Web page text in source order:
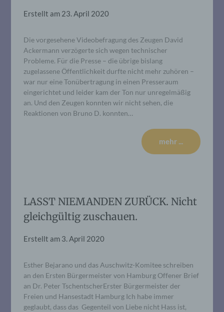
Erstellt am 23. April 2020
Die vorgesehene Videobefragung des Zeugen David
Ackermann verzögerte sich wegen technischer
Probleme. Für die Presse – die übrige bislang
zugelassene Öffentlichkeit durfte nicht mehr zuhören –
war nur eine Tonübertragung in einen Presseraum
eingerichtet und leider kam der Ton nur unregelmäßig
an. Und den Zeugen konnten wir nicht sehen, die
Reaktionen von Bruno D. konnten…
mehr ...
LASST NIEMANDEN ZURÜCK. Nicht
gleichgültig zuschauen.
Erstellt am 3. April 2020
Esther Bejarano und das Auschwitz-Komitee schreiben
an den Ersten Bürgermeister von Hamburg Offener Brief
an Dr. Peter TschentscherErster Bürgermeister der
Freien und Hansestadt Hamburg Ich habe immer
geglaubt, dass das Gegenteil von Liebe nicht Hass ist,